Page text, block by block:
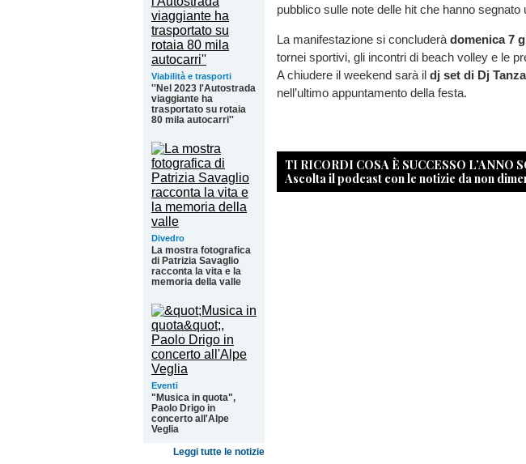
Viabilità e trasporti
''Nel 2023 l'Autostrada
viaggiante ha
trasportato su rotaia
80 mila autocarri''
Divedro
La mostra fotografica
di Patrizia Savaglio
racconta la vita e la
memoria della valle
Eventi
"Musica in quota",
Paolo Drigo in
concerto all'Alpe
Veglia
Leggi tutte le notizie
pubblico sulle note delle hit che hanno segnato
La manifestazione si concluderà domenica 7
tornei sportivi, gli incontri di beach volley e le
A chiudere il weekend sarà il dj set di Dj Tanza
nell’ultimo appuntamento della festa.
TI RICORDI COSA È SUCCESSO L’ANNO
Ascolta il podcast con le notizie da non